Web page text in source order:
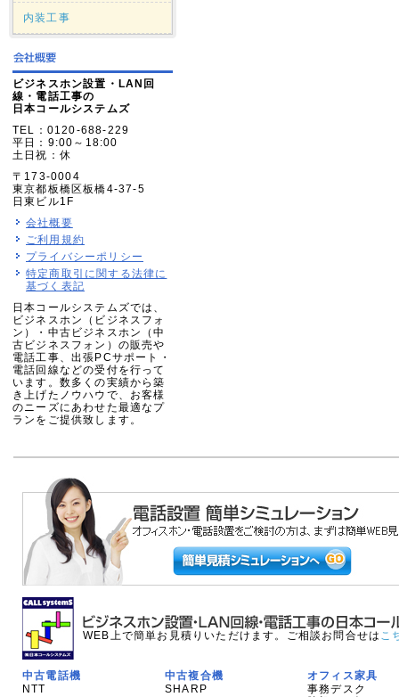
内装工事
ビジネスホン設置・LAN回
線・電話工事の
日本コールシステムズ
TEL：0120-688-229
平日：9:00～18:00
土日祝：休
〒173-0004
東京都板橋区板橋4-37-5
日東ビル1F
会社概要
ご利用規約
プライバシーポリシー
特定商取引に関する法律に
基づく表記
日本コールシステムズでは、
ビジネスホン（ビジネスフォ
ン）・中古ビジネスホン（中
古ビジネスフォン）の販売や
電話工事、出張PCサポート・
電話回線などの受付を行って
います。数多くの実績から築
き上げたノウハウで、お客様
のニーズにあわせた最適なプ
ランをご提供致します。
WEB上で簡単お見積りいただけます。ご相談お問合せは こ
中古電話機
NTT
中古複合機
SHARP
オフィス家具
事務デスク